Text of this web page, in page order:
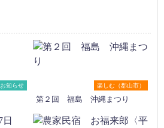
お知らせ 楽しむ（郡山市）
第２回 福島 沖縄まつり